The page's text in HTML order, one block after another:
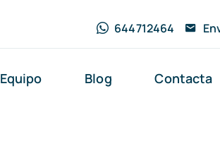
644712464
Equipo Blog Contacta